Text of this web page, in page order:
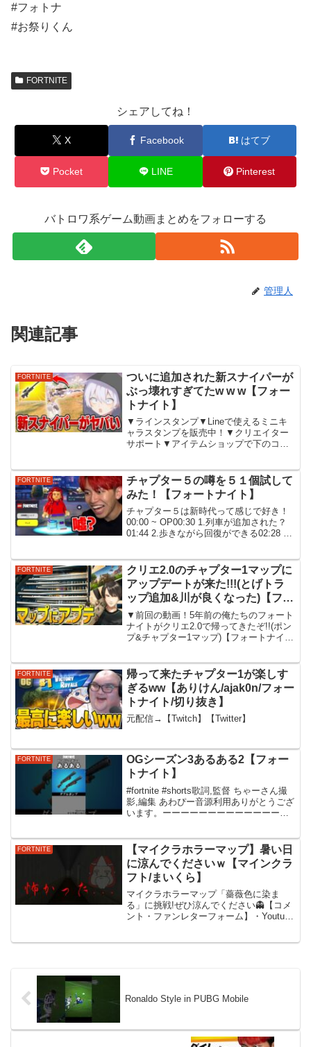
#フォトナ
#お祭りくん
FORTNITE
シェアしてね！
X Facebook はてブ
Pocket LINE Pinterest
バトロワ系ゲーム動画まとめをフォローする
管理人
関連記事
FORTNITE
ついに追加された新スナイパーが
ぶっ壊れすぎてたw w w【フォー
トナイト】
▼ラインスタンプ▼Lineで使えるミニキ
ャラスタンプを販売中！▼クリエイター
サポート▼アイテムショップで下のコー
ントが読まれやすくなる！？▼ツイッタ
ー▼日常の呟き...
FORTNITE
チャプター５の噂を５１個試して
みた！【フォートナイト】
チャプター５は新時代って感じで好き！
00:00 ~ OP00:30 1.列車が追加された？
01:44 2.歩きながら回復ができる02:28 3.
変更...
FORTNITE
クリエ2.0のチャプター1マップに
アップデートが来た!!!(とげトラ
ップ追加&川が良くなった)【フォ
ートナイト/Fortnite】
▼前回の動画！5年前の俺たちのフォート
ナイトがクリエ2.0で帰ってきたぞ!!(ポン
プ&チャプター1マップ)【フォートナイ
アカウントはこちら▼公認...
FORTNITE
帰って来たチャプター1が楽しす
ぎるww【ありけん/ajak0n/フォー
トナイト/切り抜き】
元配信→【Twitch】【Twitter】
FORTNITE
OGシーズン3あるある2【フォー
トナイト】
#fortnite #shorts歌詞,監督 ちゃーさん撮
影,編集 あわぴー音源利用ありがとうござ
います。ーーーーーーーーーーーーーー
FORTNITE
【マイクラホラーマップ】暑い日
に涼んでくださいｗ【マインクラ
フト​/まいくら】
マイクラホラーマップ「薔薇色に染ま
る」に挑戦!ぜひ涼んでください👻【コメ
ント・ファンレターフォーム】・Youtube
Ronaldo Style in PUBG Mobile